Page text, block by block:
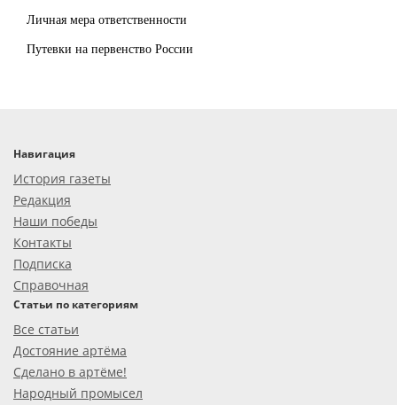
Личная мера ответственности
Путевки на первенство России
Навигация
История газеты
Редакция
Наши победы
Контакты
Подписка
Справочная
Статьи по категориям
Все статьи
Достояние артёма
Сделано в артёме!
Народный промысел